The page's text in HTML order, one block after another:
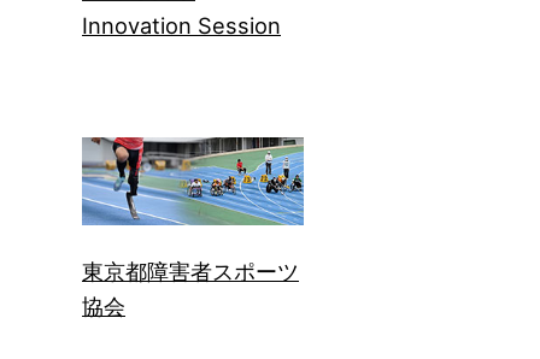
Innovation Session
東京都障害者スポーツ
協会